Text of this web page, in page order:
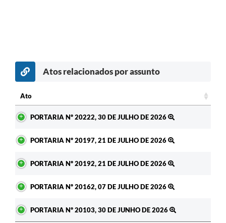
Atos relacionados por assunto
Ato
PORTARIA Nº 20222, 30 DE JULHO DE 2026
PORTARIA Nº 20197, 21 DE JULHO DE 2026
PORTARIA Nº 20192, 21 DE JULHO DE 2026
PORTARIA Nº 20162, 07 DE JULHO DE 2026
PORTARIA Nº 20103, 30 DE JUNHO DE 2026